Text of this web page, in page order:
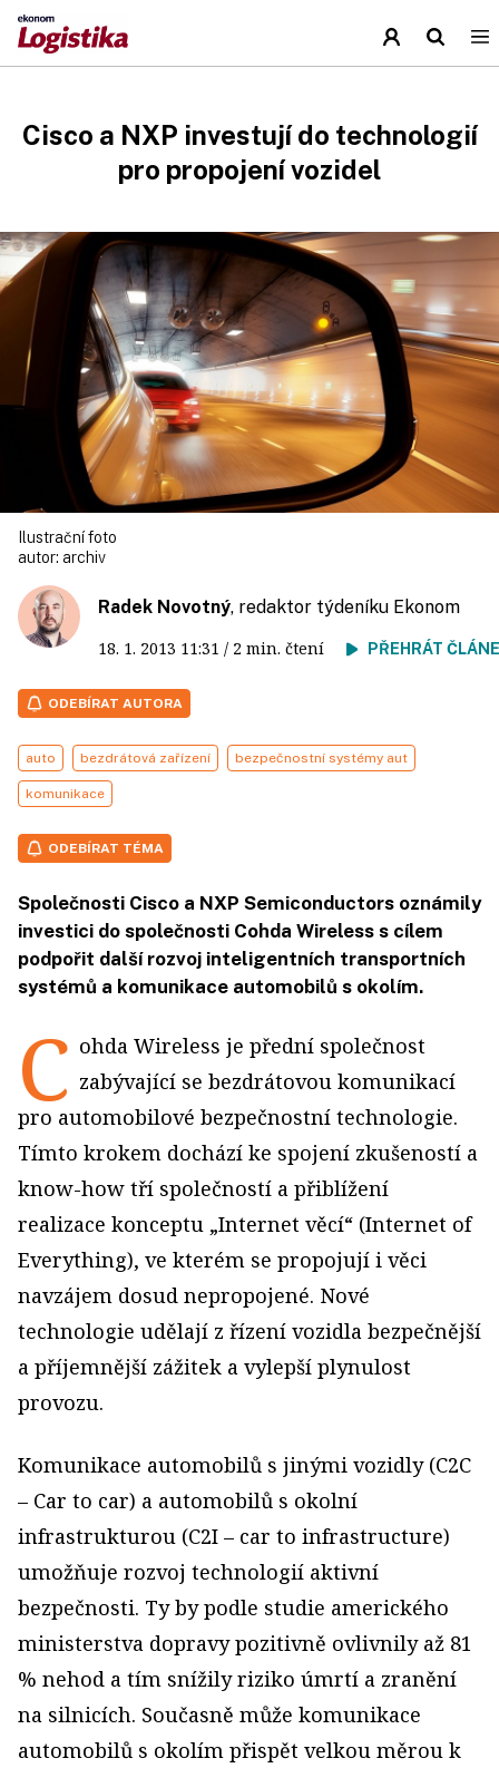
Cisco a NXP investují do technologií
pro propojení vozidel
Ilustrační foto
autor: archiv
Radek Novotný, redaktor týdeníku Ekonom
18. 1. 2013 11:31 / 2 min. čtení PŘEHRÁT
ODEBÍRAT AUTORA
auto bezdrátová zařízení bezpečnostní systémy aut
komunikace
ODEBÍRAT TÉMA
Společnosti Cisco a NXP Semiconductors oznámily
investici do společnosti Cohda Wireless s cílem
podpořit další rozvoj inteligentních transportních
systémů a komunikace automobilů s okolím.
C ohda Wireless je přední společnost
zabývající se bezdrátovou komunikací
pro automobilové bezpečnostní technologie.
Tímto krokem dochází ke spojení zkušeností a
know-how tří společností a přiblížení
realizace konceptu „Internet věcí“ (Internet of
Everything), ve kterém se propojují i věci
navzájem dosud nepropojené. Nové
technologie udělají z řízení vozidla bezpečnější
a příjemnější zážitek a vylepší plynulost
provozu.
Komunikace automobilů s jinými vozidly (C2C
– Car to car) a automobilů s okolní
infrastrukturou (C2I – car to infrastructure)
umožňuje rozvoj technologií aktivní
bezpečnosti. Ty by podle studie amerického
ministerstva dopravy pozitivně ovlivnily až 81
% nehod a tím snížily riziko úmrtí a zranění
na silnicích. Současně může komunikace
automobilů s okolím přispět velkou měrou k